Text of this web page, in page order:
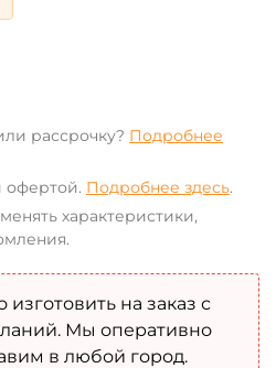
рассрочку? Подробнее
офертой. Подробнее здесь.
характеристики,
на заказ с
Мы оперативно
в любой город.